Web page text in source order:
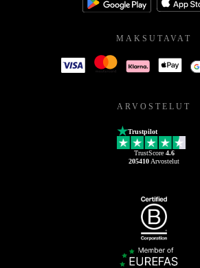
MAKSUTAVAT
ARVOSTELUT
Trustpilot
TrustScore 4.6
205410 Arvostelut